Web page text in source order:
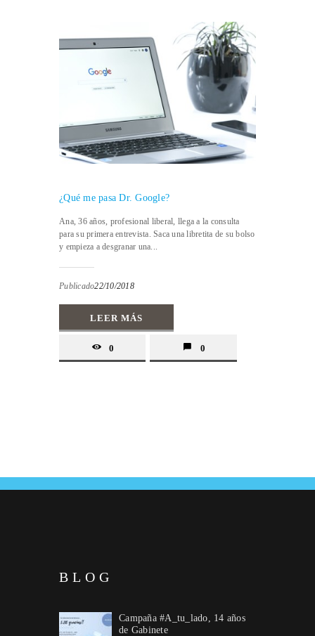
¿Qué me pasa Dr. Google?
Ana, 36 años, profesional liberal, llega a la consulta
para su primera entrevista. Saca una libretita de su bolso
y empieza a desgranar una...
Publicado22/10/2018
LEER MÁS
0 0
BLOG
Campaña #A_tu_lado, 14 años
de Gabinete